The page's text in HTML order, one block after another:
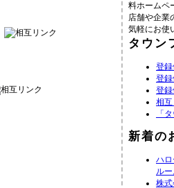
料ホームペ
店舗や企業
気軽にお使
タウン
登録
登録
登録
相互
「
新着の
ハ
ルー
株